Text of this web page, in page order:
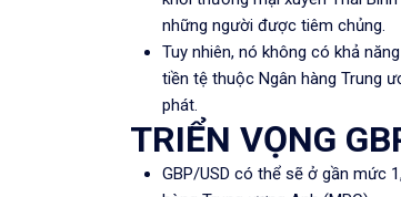
những người được tiêm chủng.
Tuy nhiên, nó không có khả
tiền tệ thuộc Ngân hàng Trung
phát.
TRIỂN VỌNG
GBP/USD có thể sẽ ở gần mức